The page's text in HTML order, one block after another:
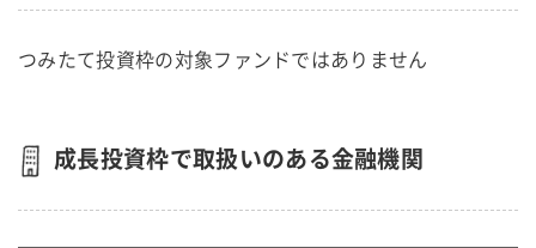
つみたて投資枠の対象ファンドではありません
成長投資枠で取扱いのある金融機関